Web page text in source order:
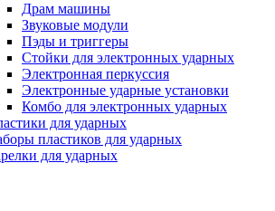
Драм машины
Звуковые модули
Пэды и триггеры
Стойки для электронных ударных
Электронная перкуссия
Электронные ударные установки
Комбо для электронных ударных
для ударных
пластиков для ударных
для ударных